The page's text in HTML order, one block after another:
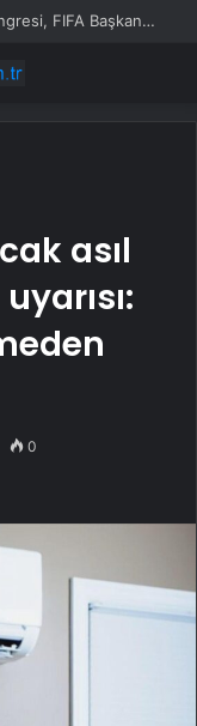
Trump’la bağları başını ağrıttı: ABD kongresi, FIFA Başkanı hakkında soruşturma başlattı
asıl
0